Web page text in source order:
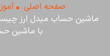
صفحه اصلی
ماشین حساب مبدل ارز
با ماشین